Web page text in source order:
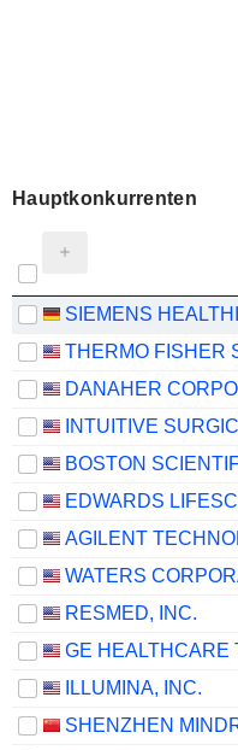
Hauptkonkurrenten
DANAHER
INTUITIVE
WATERS
RESMED, INC.
ILLUMINA, INC.